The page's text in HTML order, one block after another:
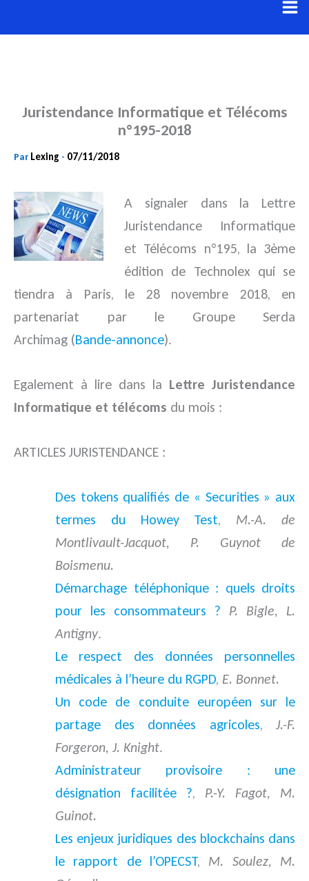
au
Juristendance Informatique et Télécoms
n°195-2018
Par Lexing - 07/11/2018
A signaler dans la Lettre
Juristendance Informatique
et Télécoms n°195, la 3ème
édition de Technolex qui se
tiendra à Paris, le 28 novembre 2018, en
partenariat par le Groupe Serda
Archimag (Bande-annonce).
Egalement à lire dans la Lettre Juristendance
Informatique et télécoms du mois :
ARTICLES JURISTENDANCE :
Des tokens qualifiés de « Securities » aux
termes du Howey Test, M.-A. de
Montlivault-Jacquot, P. Guynot de
Boismenu.
Démarchage téléphonique : quels droits
pour les consommateurs ? P. Bigle, L.
Antigny.
Le respect des données personnelles
médicales à l’heure du RGPD, E. Bonnet.
Un code de conduite européen sur le
partage des données agricoles, J.-F.
Forgeron, J. Knight.
Administrateur provisoire : une
désignation facilitée ?, P.-Y. Fagot, M.
Guinot.
Les enjeux juridiques des blockchains dans
le rapport de l’OPECST, M. Soulez, M.